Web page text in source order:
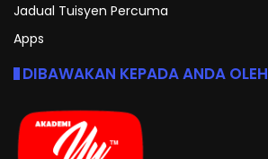
Jadual Tuisyen Percuma
Apps
DIBAWAKAN KEPADA ANDA OLEH